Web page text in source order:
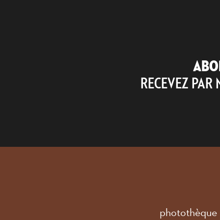
RECEVEZ
photothèque